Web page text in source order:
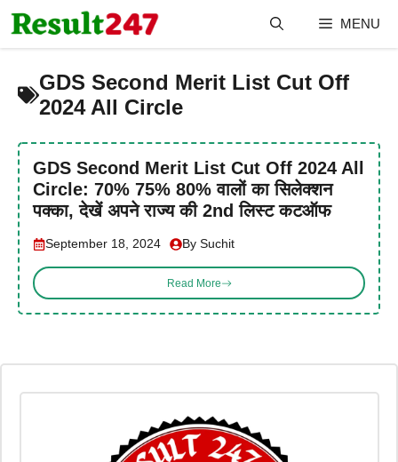
Skip
to
MENU
GDS Second Merit List Cut Off
2024 All Circle
GDS Second Merit List Cut Off 2024 All
Circle: 70% 75% 80% वालों का सिलेक्शन
पक्का, देखें अपने राज्य की 2nd लिस्ट कटऑफ
September 18, 2024 By Suchit
Read More